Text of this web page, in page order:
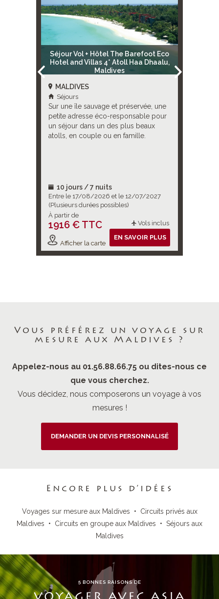
Séjour Vol + Hôtel The Barefoot Eco
Hotel and Villas 4* Atoll Haa Dhaalu,
Maldives
MALDIVES
Séjours
Sur une île sauvage et préservée, une
petite adresse éco-responsable pour
un séjour dans un des plus beaux
atolls, en couple ou en famille.
10 jours / 7 nuits
Entre le 17/08/2026 et le 12/07/2027
(Plusieurs durées possibles)
À partir de
1916 € TTC Vols inclus
Afficher la carte
EN SAVOIR PLUS
Vous préférez un voyage sur
mesure aux Maldives ?
Appelez-nous au 01.56.88.66.75 ou dites-nous ce
que vous cherchez.
Vous décidez, nous composerons un voyage à vos
mesures !
DEMANDER UN DEVIS PERSONNALISÉ
Encore plus d’idées
Voyages sur mesure aux Maldives • Circuits privés aux
Maldives • Circuits en groupe aux Maldives • Séjours aux
Maldives
5 BONNES RAISONS DE